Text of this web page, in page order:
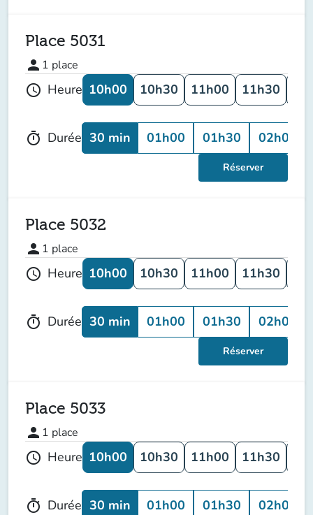
Place 5031
person 1 place
schedule Heure 10h00 10h30 11h00 11h30
timer Durée 30 min 01h00 01h30 02h00
Réserver
Place 5032
person 1 place
schedule Heure 10h00 10h30 11h00 11h30
timer Durée 30 min 01h00 01h30 02h00
Réserver
Place 5033
person 1 place
schedule Heure 10h00 10h30 11h00 11h30
timer Durée 30 min 01h00 01h30 02h00